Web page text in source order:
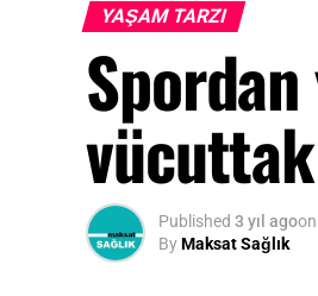
YAŞAM TARZI
Published 3 yıl agoon
ByMaksat Sağlık